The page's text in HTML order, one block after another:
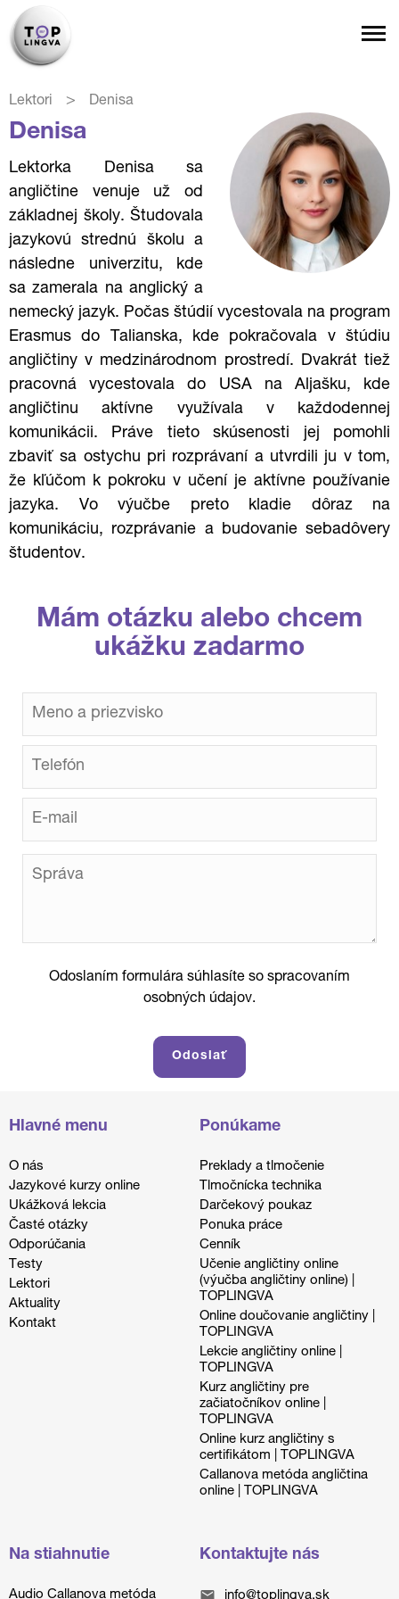
Lektori > Denisa
Denisa
Lektorka Denisa sa
angličtine venuje už od
základnej školy. Študovala
jazykovú strednú školu a
následne univerzitu, kde
sa zamerala na anglický a
nemecký jazyk. Počas štúdií vycestovala na program
Erasmus do Talianska, kde pokračovala v štúdiu
angličtiny v medzinárodnom prostredí. Dvakrát tiež
pracovná vycestovala do USA na Aljašku, kde
angličtinu aktívne využívala v každodennej
komunikácii. Práve tieto skúsenosti jej pomohli
zbaviť sa ostychu pri rozprávaní a utvrdili ju v tom,
že kľúčom k pokroku v učení je aktívne používanie
jazyka. Vo výučbe preto kladie dôraz na
komunikáciu, rozprávanie a budovanie sebadôvery
študentov.
Mám otázku alebo chcem
ukážku zadarmo
Odoslaním formulára súhlasíte so spracovaním
osobných údajov.
Hlavné menu
O nás
Jazykové kurzy online
Ukážková lekcia
Časté otázky
Odporúčania
Testy
Lektori
Aktuality
Kontakt
Ponúkame
Preklady a tlmočenie
Tlmočnícka technika
Darčekový poukaz
Ponuka práce
Cenník
Učenie angličtiny online
(výučba angličtiny online) |
TOPLINGVA
Online doučovanie angličtiny |
TOPLINGVA
Lekcie angličtiny online |
TOPLINGVA
Kurz angličtiny pre
začiatočníkov online |
TOPLINGVA
Online kurz angličtiny s
certifikátom | TOPLINGVA
Callanova metóda angličtina
online | TOPLINGVA
Na stiahnutie
Audio Callanova metóda
Kontaktujte nás
info@toplingva.sk